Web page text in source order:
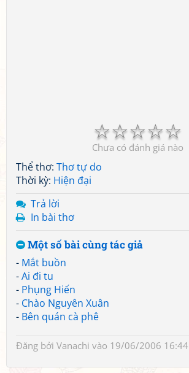
☆
☆
☆
☆
☆
Chưa có đánh giá nào
Thể thơ: Thơ tự do
Thời kỳ: Hiện đại
Trả lời
In bài thơ
Một số bài cùng tác giả
- Mắt buồn
-Ai đi tu
- Phụng Hiến
- Chào Nguyên Xuân
- Bên quán cà phê
Đăng bởi Vanachi vào 19/06/2006 16:44